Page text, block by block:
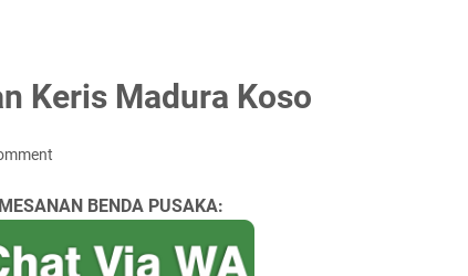
Keris Madura Koso
BENDA PUSAKA: